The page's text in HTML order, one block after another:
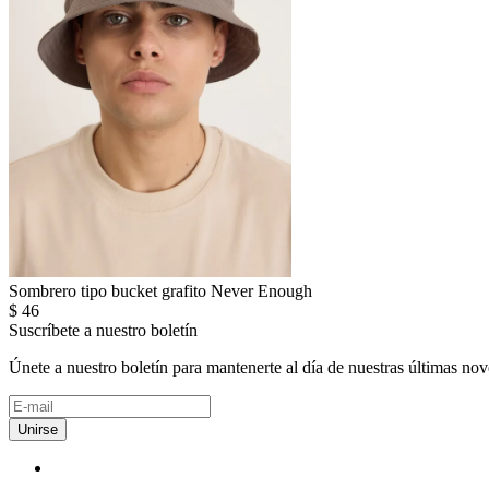
Sombrero tipo bucket grafito Never Enough
$ 46
Suscríbete a nuestro boletín
Únete a nuestro boletín para mantenerte al día de nuestras últimas
Unirse